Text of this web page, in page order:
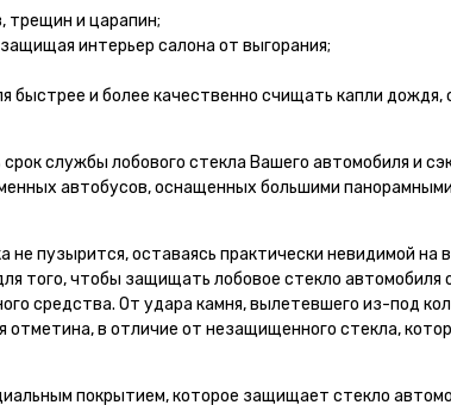
трещин и царапин;
интерьер салона от выгорания;
быстрее и более качественно счищать капли дождя,
службы лобового стекла Вашего автомобиля и
автобусов, оснащенных большими
не пузырится, оставаясь практически невидимой на
того, чтобы защищать лобовое стекло автомобиля
средства. От удара камня, вылетевшего из-под
отметина, в отличие от незащищенного стекла,
покрытием, которое защищает стекло